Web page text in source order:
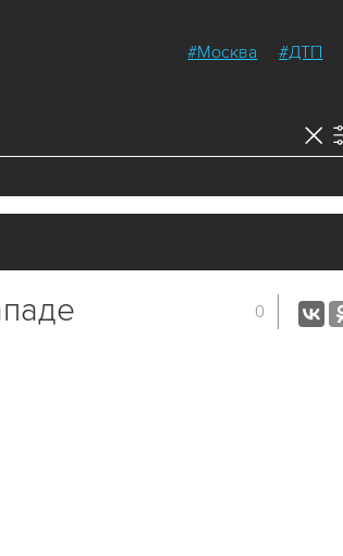
#Москва #ДТП
0